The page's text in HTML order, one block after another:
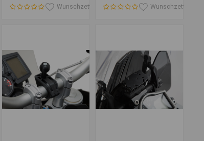
Wunschzettel Wunschzettel Wunschzettel Wunschzettel